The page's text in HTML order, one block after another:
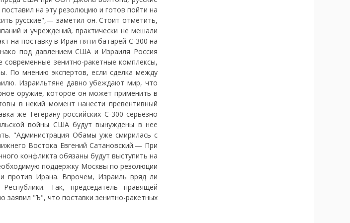
на эту резолюцию и готов пойти на
русские",— заметил он. Стоит отметить,
и учреждений, практически не мешали
на поставку в Иран пяти батарей С-300 на
под давлением США и Израиля Россия
современные зенитно-ракетные комплексы,
По мнению экспертов, если сделка между
Израильтяне давно убеждают мир, что
оружие, которое он может применить в
в некий момент нанести превентивный
же Тегерану российских С-300 серьезно
войны США будут вынуждены в нее
"Администрация Обамы уже смирилась с
Востока Евгений Сатановский.— При
конфликта обязаны будут выступить на
поддержку Москвы по резолюции
против Ирана. Впрочем, Израиль вряд ли
Так, председатель правящей
заявил "Ъ", что поставки зенитно-ракетных